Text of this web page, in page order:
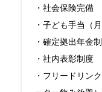
・社会保険完備
・子ども手当（月
・確定拠出年金
・社内表彰制度
・フリードリン